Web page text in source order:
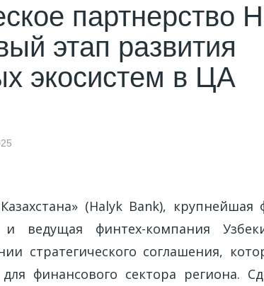
партнерство
этап развития
экосистем в ЦА
(Halyk Bank), крупнейшая
ведущая финтех-компания
стратегического соглашения,
финансового сектора региона.